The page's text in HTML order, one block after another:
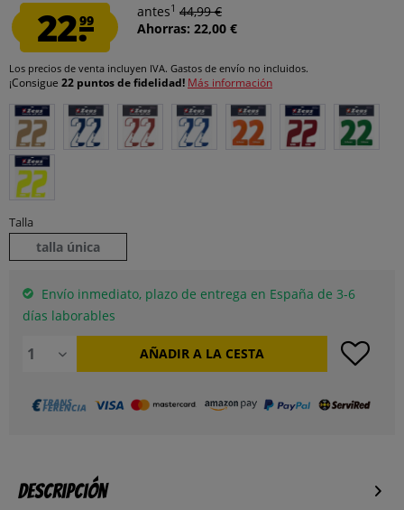
22.99
antes1 44,99 €
Ahorras: 22,00 €
Los precios de venta incluyen IVA. Gastos de envío no incluidos.
¡Consigue 22 puntos de fidelidad! Más información
Talla
talla única
Envío inmediato, plazo de entrega en España de 3-6
días laborables
AÑADIR A LA CESTA
Descripción